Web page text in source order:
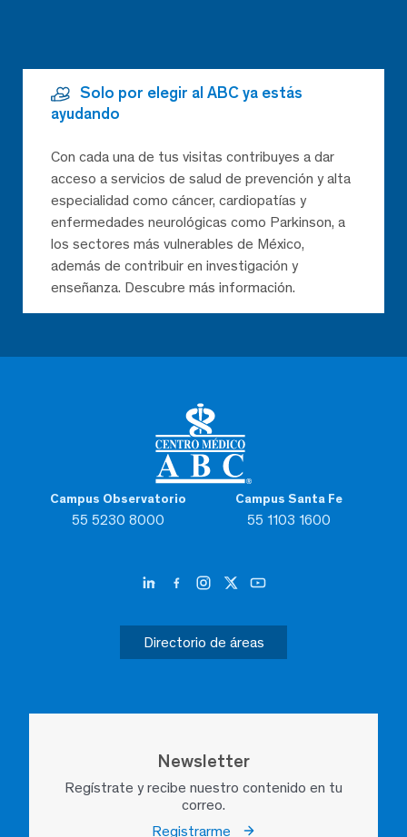
Campus Observatorio
55 5230 8000
Campus Santa Fe
55 1103 1600
Directorio de áreas
Newsletter
Regístrate y recibe nuestro contenido en tu
correo.
Registrarme
Solo por elegir al ABC ya estás
ayudando
Con cada una de tus visitas contribuyes a dar
acceso a servicios de salud de prevención y alta
especialidad como cáncer, cardiopatías y
enfermedades neurológicas como Parkinson, a
los sectores más vulnerables de México,
además de contribuir en investigación y
enseñanza. Descubre más información.